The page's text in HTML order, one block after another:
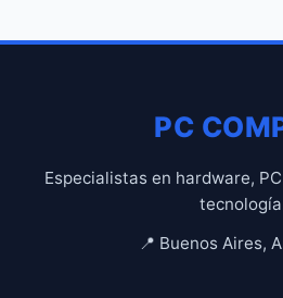
PC
Especialistas en hardware,
📍 Buenos Aires,